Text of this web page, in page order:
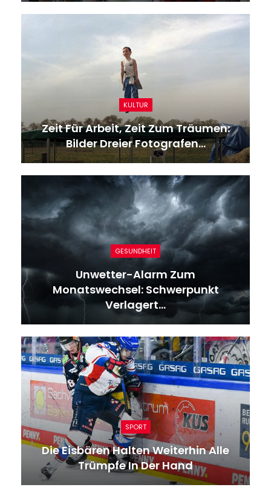
KULTUR
Zeit Für Arbeit, Zeit Zum Träumen:
Bilder Dreier Fotografen…
GESUNDHEIT
Unwetter-Alarm Zum
Monatswechsel: Schwerpunkt
Verlagert…
SPORT
Die Eisbären Halten Weiterhin Alle
Trümpfe In Der Hand